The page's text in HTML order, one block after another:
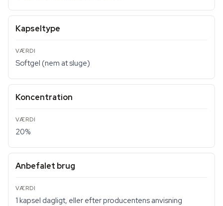
Kapseltype
Softgel (nem at sluge)
Koncentration
20%
Anbefalet brug
1 kapsel dagligt, eller efter producentens anvisning